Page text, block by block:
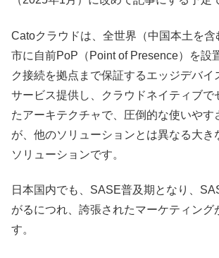
Catoクラウドは、全世界（中国本土を
市に自前PoP（Point of Presence）を設
ク接続を拠点まで保証するエッジデバイ
サービス提供し、クラウドネイティブで
たアーキテクチャで、圧倒的な使いやす
が、他のソリューションとは異なる大き
ソリューションです。
日本国内でも、SASE普及期となり、
がるにつれ、誇張されたマーケティング
す。